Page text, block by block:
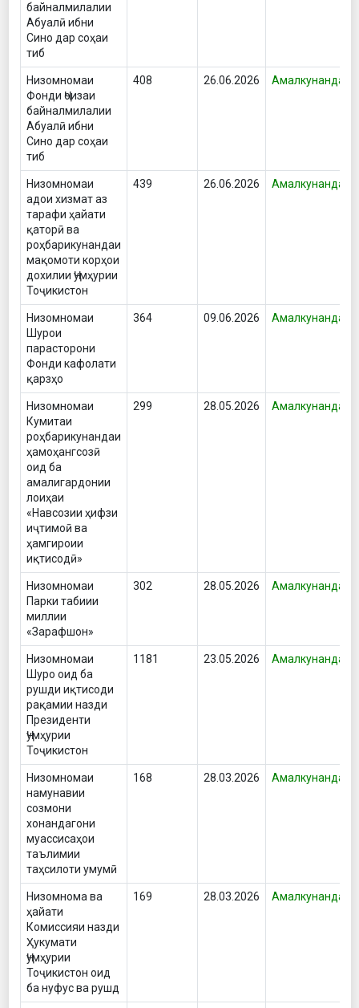
байналмилалии
Абуалӣ ибни
Сино дар соҳаи
тиб
Низомномаи
Фонди Ҷоизаи
байналмилалии
Абуалӣ ибни
Сино дар соҳаи
тиб
408 26.06.2026 Амалкунанда
Низомномаи
адои хизмат аз
тарафи ҳайати
қаторӣ ва
роҳбарикунандаи
мақомоти корҳои
дохилии Ҷумҳурии
Тоҷикистон
439 26.06.2026 Амалкунанда
Низомномаи
Шурои
парасторони
Фонди кафолати
қарзҳо
364 09.06.2026 Амалкунанда
Низомномаи
Кумитаи
роҳбарикунандаи
ҳамоҳангсозӣ
оид ба
амалигардонии
лоиҳаи
«Навсозии ҳифзи
иҷтимоӣ ва
ҳамгироии
иқтисодӣ»
299 28.05.2026 Амалкунанда
Низомномаи
Парки табиии
миллии
«Зарафшон»
302 28.05.2026 Амалкунанда
Низомномаи
Шуро оид ба
рушди иқтисоди
рақамии назди
Президенти
Ҷумҳурии
Тоҷикистон
1181 23.05.2026 Амалкунанда
Низомномаи
намунавии
созмони
хонандагони
муассисаҳои
таълимии
таҳсилоти умумӣ
168 28.03.2026 Амалкунанда
Низомнома ва
ҳайати
Комиссияи назди
Ҳукумати
Ҷумҳурии
Тоҷикистон оид
ба нуфус ва рушд
169 28.03.2026 Амалкунанда